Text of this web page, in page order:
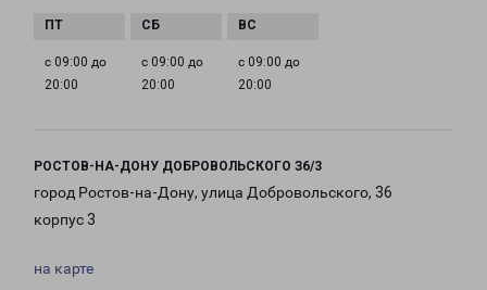
с 09:00 до
20:00
с 09:00 до
20:00
с 09:00 до
20:00
РОСТОВ-НА-ДОНУ ДОБРОВОЛЬСКОГО З6/3
город Ростов-на-Дону, улица Добровольского, 36
корпус 3
на карте